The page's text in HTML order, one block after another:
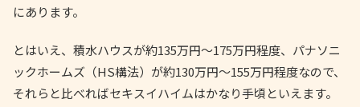
にあります。
とはいえ、積水ハウスが約135万円〜175万円程度、パナソニ
ックホームズ（HS構法）が約130万円〜155万円程度なので、
それらと比べればセキスイハイムはかなり手頃といえます。